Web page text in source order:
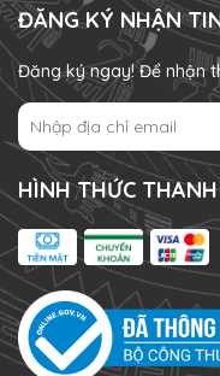
ĐĂNG KÝ NHẬN
Đăng ký ngay! Để nhận
HÌNH THỨC